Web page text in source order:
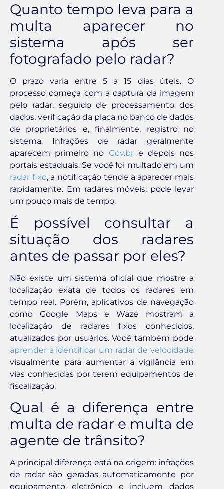
Quanto tempo leva para a
multa aparecer no
sistema após ser
fotografado pelo radar?
O prazo varia entre 5 a 15 dias úteis. O
processo começa com a captura da imagem
pelo radar, seguido de processamento dos
dados, verificação da placa no banco de dados
de proprietários e, finalmente, registro no
sistema. Infrações de radar geralmente
aparecem primeiro no Gov.bre depois nos
portais estaduais. Se você foi multado em um
radar fixo, a notificação tende a aparecer mais
rapidamente. Em radares móveis, pode levar
um pouco mais de tempo.
É possível consultar a
situação dos radares
antes de passar por eles?
Não existe um sistema oficial que mostre a
localização exata de todos os radares em
tempo real. Porém, aplicativos de navegação
como Google Maps e Waze mostram a
localização de radares fixos conhecidos,
atualizados por usuários. Você também pode
aprender a identificar um radar de velocidade
visualmente para aumentar a vigilância em
vias conhecidas por terem equipamentos de
fiscalização.
Qual é a diferença entre
multa de radar e multa de
agente de trânsito?
A principal diferença está na origem: infrações
de radar são geradas automaticamente por
equipamento eletrônico e incluem dados